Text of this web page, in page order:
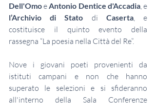
Dell'Omo e Antonio Dentice d'Accadia
l’Archivio di Stato di Caserta, e
costituisce il quinto evento della
rassegna “La poesia nella Città del Re”.
Nove i giovani poeti provenienti da
istituti campani e non che hanno
superato le selezioni e si sfideranno
all'interno della Sala Conferenze